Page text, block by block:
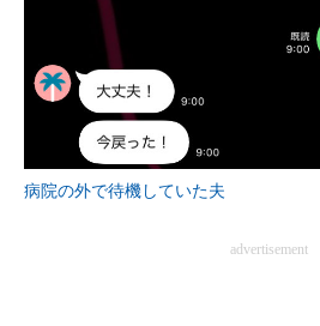
病院の外で待機していた夫
advertisement